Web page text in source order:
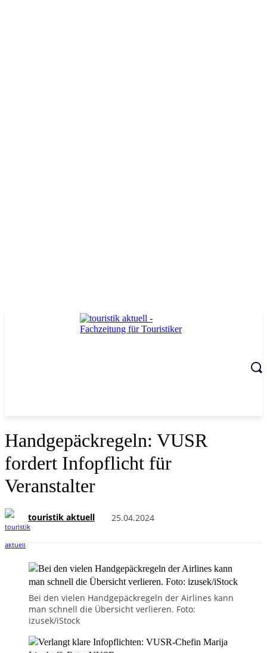
Handgepäckregeln: VUSR
fordert Infopflicht für
Veranstalter
touristik aktuell 25.04.2024
Bei den vielen Handgepäckregeln der Airlines kann
man schnell die Übersicht verlieren. Foto:
izusek/iStock